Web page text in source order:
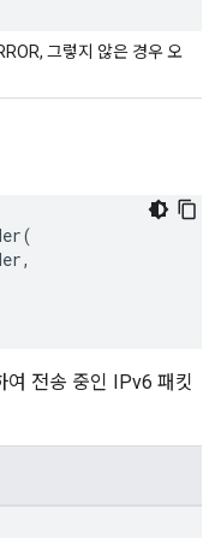
그렇지 않은 경우 오
전송 중인 IPv6 패킷